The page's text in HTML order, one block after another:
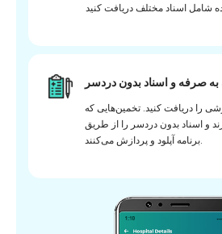
صرفه و اسناد بدون دردسر
را دریافت کنید. تخمین‌هایی که
و اسناد بدون دردسر را از طریق
برنامه آپلود و پردازش می‌کنند.